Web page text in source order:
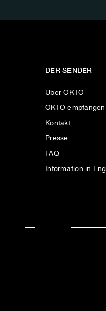
DER SENDER
Über OKTO
OKTO empfangen
Kontakt
Presse
FAQ
Information in